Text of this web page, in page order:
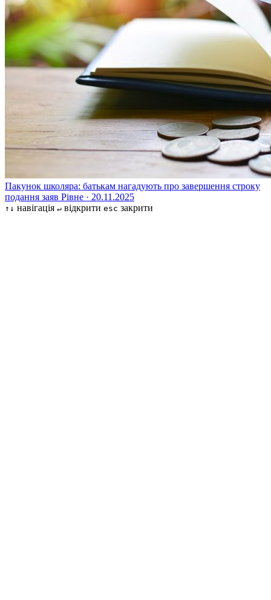
Пакунок школяра: батькам нагадують про завершення строку
подання заяв Рівне · 20.11.2025
↑↓ навігація ↵ відкрити esc закрити